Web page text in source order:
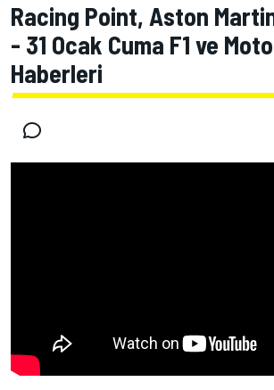
Racing Point, Aston
- 31 Ocak Cuma F1 ve
Haberleri